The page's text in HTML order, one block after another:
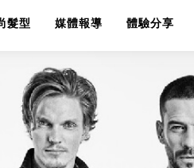
髮型 媒體報導 體驗分享